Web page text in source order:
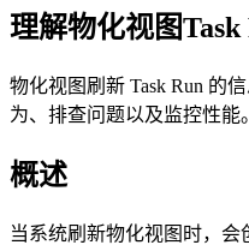
理解物化视图Task
物化视图刷新 Task Run 的
为、排查问题以及监控性能。
概述
当系统刷新物化视图时，会